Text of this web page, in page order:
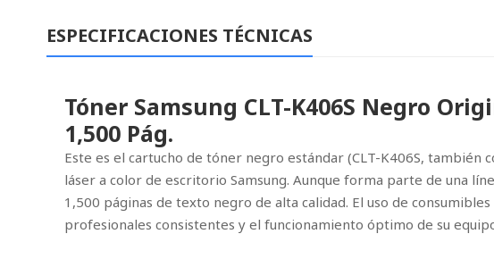
ESPECIFICACIONES TÉCNICAS
Tóner Samsung CLT-K406S Negro
1,500 Pág.
Este es el cartucho de tóner negro estándar (CLT-K406S, también
láser a color de escritorio Samsung. Aunque forma parte de una
1,500 páginas de texto negro de alta calidad. El uso de
profesionales consistentes y el funcionamiento óptimo de su